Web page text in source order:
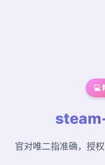
💻
官对唯二指准确，授